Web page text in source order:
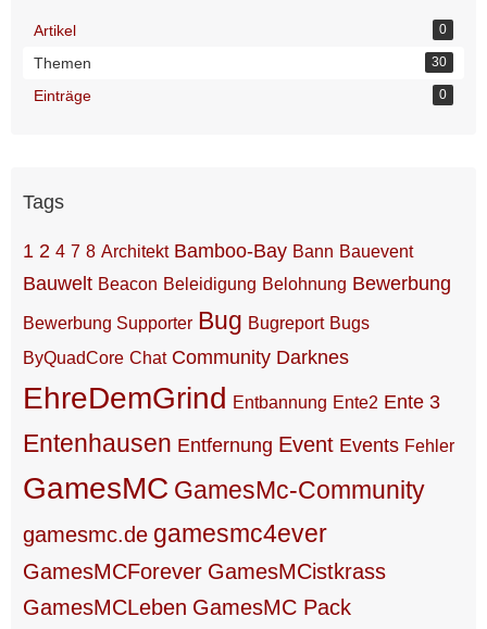
Artikel 0
Themen 30
Einträge 0
Tags
1 2 4 7 8 Architekt Bamboo-Bay Bann Bauevent
Bauwelt Beacon Beleidigung Belohnung Bewerbung
Bewerbung Supporter Bug Bugreport Bugs
ByQuadCore Chat Community Darknes
EhreDemGrind Entbannung Ente2 Ente 3
Entenhausen Entfernung Event Events Fehler
GamesMC GamesMc-Community
gamesmc.de gamesmc4ever
GamesMCForever GamesMCistkrass
GamesMCLeben GamesMC Pack